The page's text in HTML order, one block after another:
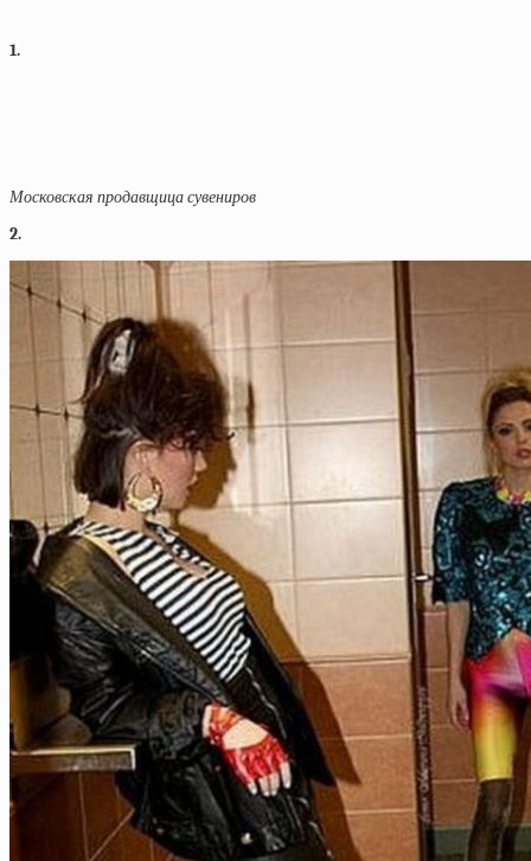
1.
Московская продавщица сувениров
2.